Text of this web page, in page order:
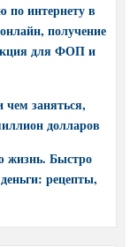
по интернету в
получение
для ФОП и
заняться,
долларов
жизнь. Быстро
рецепты,